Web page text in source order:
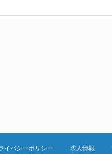
イバシーポリシー 求人情報